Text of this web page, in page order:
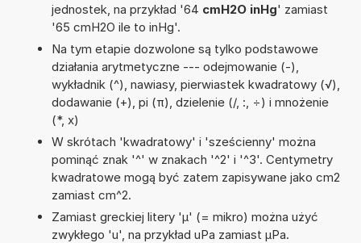
jednostek, na przykład '64 cmH2O inHg' zamiast
'65 cmH2O ile to inHg'.
Na tym etapie dozwolone są tylko podstawowe
działania arytmetyczne --- odejmowanie (-),
wykładnik (^), nawiasy, pierwiastek kwadratowy (√),
dodawanie (+), pi (π), dzielenie (/, :, ÷) i mnożenie
(*, x)
W skrótach 'kwadratowy' i 'sześcienny' można
pominąć znak '^' w znakach '^2' i '^3'. Centymetry
kwadratowe mogą być zatem zapisywane jako cm2
zamiast cm^2.
Zamiast greckiej litery 'µ' (= mikro) można użyć
zwykłego 'u', na przykład uPa zamiast µPa.